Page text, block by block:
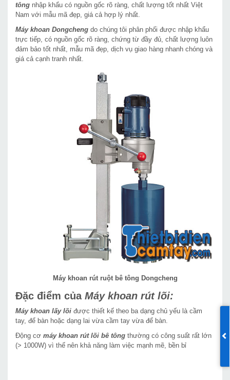
tông nhập khẩu có nguồn gốc rõ ràng, chất lượng tốt nhất Việt
Nam với mẫu mã đẹp, giá cả hợp lý nhất.
Máy khoan Dongcheng do chúng tôi phân phối được nhập khẩu
trực tiếp, có nguồn gốc rõ ràng, chứng từ đầy đủ, chất lượng luôn
đảm bảo tốt nhất, mẫu mã đẹp, dịch vụ giao hàng nhanh chóng và
giá cả cạnh tranh nhất.
Máy khoan rút ruột bê tông Dongcheng
Đặc điểm của Máy khoan rút lõi:
Máy khoan lấy lõi được thiết kế theo ba dạng chủ yếu là cầm
tay, để bàn hoặc dạng lai vừa cầm tay vừa để bàn.
Động cơ máy khoan rút lõi bê tông thường có công suất rất lớn
(> 1000W) vì thế nên khả năng làm việc mạnh mẽ, bền bỉ